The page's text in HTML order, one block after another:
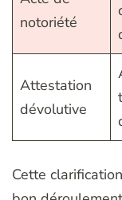
notoriété
Attestation
dévolutive
Cette